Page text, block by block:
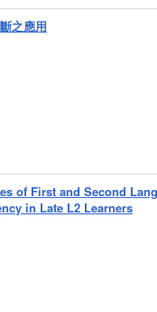
之應用
of First and Second
in Late L2 Learners